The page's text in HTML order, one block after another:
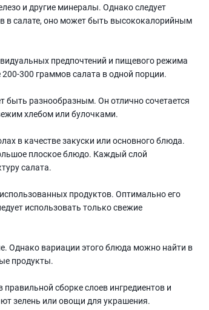
и другие минералы. Однако следует
в салате, оно может быть высококалорийным
предпочтений и пищевого режима
300 граммов салата в одной порции.
разнообразным. Он отлично сочетается
хлебом или булочками.
в качестве закуски или основного блюда.
плоское блюдо. Каждый слой
салата.
продуктов. Оптимально его
использовать только свежие
Однако вариации этого блюда можно найти в
продукты.
сборке слоев ингредиентов и
зелень или овощи для украшения.